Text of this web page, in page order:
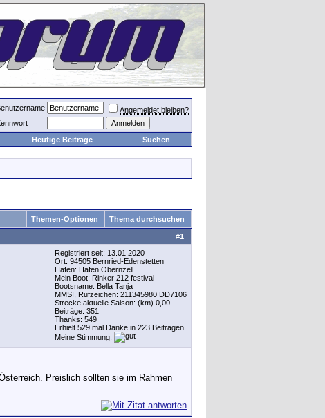
Angemeldet bleiben?
Heutige Beiträge Suchen
Themen-Optionen Thema durchsuchen
#1
Registriert seit: 13.01.2020
Ort: 94505 Bernried-Edenstetten
Hafen: Hafen Obernzell
Mein Boot: Rinker 212 festival
Bootsname: Bella Tanja
MMSI, Rufzeichen: 211345980 DD7106
Strecke aktuelle Saison: (km) 0,00
Beiträge: 351
Thanks: 549
Erhielt 529 mal Danke in 223 Beiträgen
Meine Stimmung:
Preislich sollten sie im Rahmen